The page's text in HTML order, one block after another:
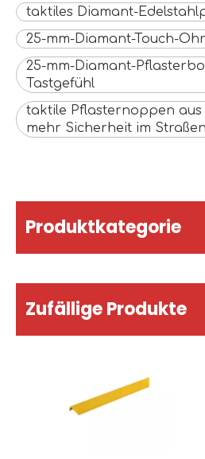
taktiles Diamant-
25-mm-Diamant-Touch-
25-mm-Diamant-
Tastgefühl
taktile Pflasternoppen aus
mehr Sicherheit im
Produktkategorie
Zufällige Produkte